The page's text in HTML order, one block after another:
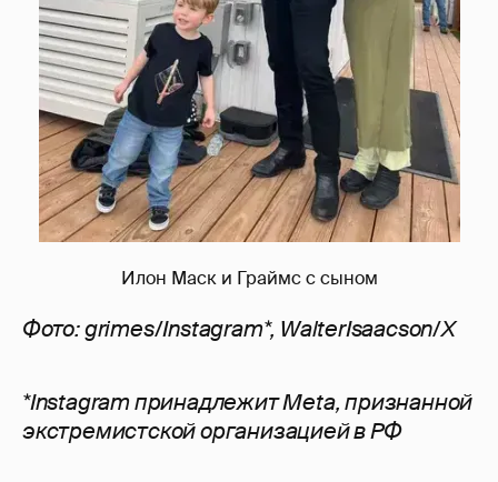
Илон Маск и Граймс с сыном
Фото: grimes/Instagram*, WalterIsaacson/X
*Instagram принадлежит Meta, признанной
экстремистской организацией в РФ